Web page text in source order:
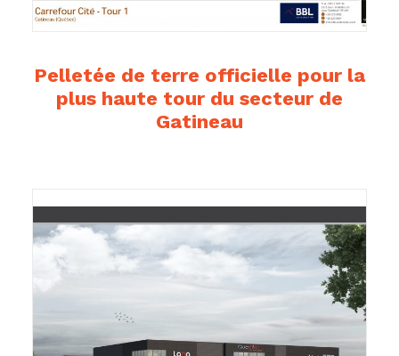
Pelletée de terre officielle pour la
plus haute tour du secteur de
Gatineau